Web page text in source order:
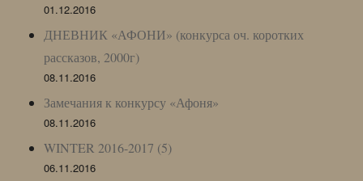
01.12.2016
ДНЕВНИК «АФОНИ» (конкурса оч. коротких
рассказов, 2000г)
08.11.2016
Замечания к конкурсу «Афоня»
08.11.2016
WINTER 2016-2017 (5)
06.11.2016